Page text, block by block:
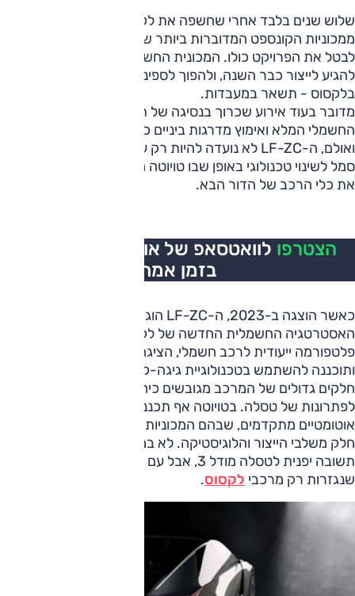
ממכוניות הקונספט המדוברות ביותר שלה,
לבטל את הפרויקט כולו. המכונית החשמלית, שהייתה אמורה
להגיע לייצור כבר השנה, ולהפוך לספינת הדגל של הדור הבא
בלקסוס - תשאר במעבדות.
מדובר בעוד אירוע שכרוך בנסיגה של תעשיית הרכב מהרכב
החשמלי המלא ואימוץ מדרגות ביניים כמו פלאג אין היברידי.
ואולם, ה-LF-ZC לא נועדה להיות רק עוד מכונית חשמלית, אלא
סמל לשינוי טכנולוגי באופן שבו טויוטה מתכננת, מייצרת ומשווקת
את כלי הרכב של הדור הבא.
הצטרפו לוואטסאפ של אוטו, כל העדכונים
בזמן אמת
כאשר הוצגה ב-2023, ה-LF-ZC הוגדרה כחוד החנית של
האסטרטגיה החשמלית החדשה של לקסוס. היא התבססה על
פלטפורמה ייעודית לרכב חשמלי, הציגה עיצוב אווירודינמי קיצוני,
ותוכננה להשתמש בטכנולוגיית גיגה-קאסטינג, שיטת ייצור שבה
חלקים גדולים של המרכב מגובשים כיחידה אחת, בדומה
לפתרונות של טסלה. בטויוטה אף תכננו להטמיע קווי ייצור
אוטומטיים מתקדמים, שבהם המכוניות ינועו באופן עצמאי לאורך
חלק משלבי הייצור והלוגיסטיקה. לא במקרה רבים ראו בה
תשובה יפנית לטסלה מודל 3, אבל עם ההילה הקפדנית והיוקרה
שנגזרות רק מרכבי לקסוס.